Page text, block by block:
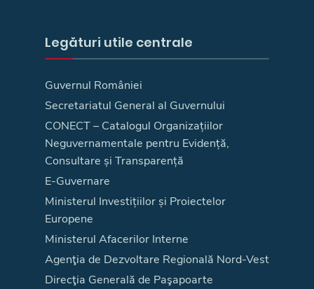
Legături utile centrale
Guvernul României
Secretariatul General al Guvernului
CONECT – Catalogul Organizațiilor
Neguvernamentale pentru Evidență,
Consultare și Transparență
E-Guvernare
Ministerul Investițiilor și Proiectelor
Europene
Ministerul Afacerilor Interne
Agenţia de Dezvoltare Regională Nord-Vest
Direcţia Generală de Paşapoarte